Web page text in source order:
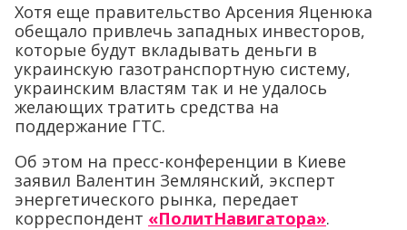
Хотя еще правительство Арсения Яценюка
обещало привлечь западных инвесторов,
которые будут вкладывать деньги в
украинскую газотранспортную систему,
украинским властям так и не удалось
желающих тратить средства на
поддержание ГТС.
Об этом на пресс-конференции в Киеве
заявил Валентин Землянский, эксперт
энергетического рынка, передает
корреспондент «ПолитНавигатора».